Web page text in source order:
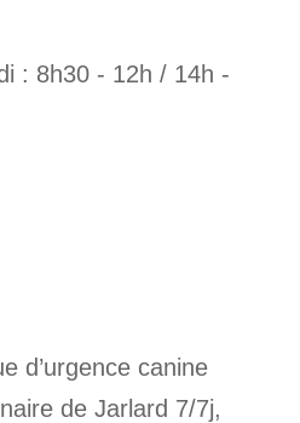
: 8h30 - 12h / 14h -
d’urgence canine
de Jarlard 7/7j,